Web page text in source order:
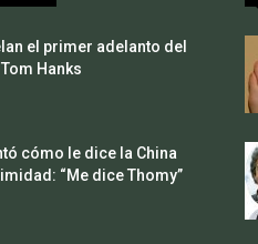
el primer adelanto del
Hanks
cómo le dice la China
“Me dice Thomy”